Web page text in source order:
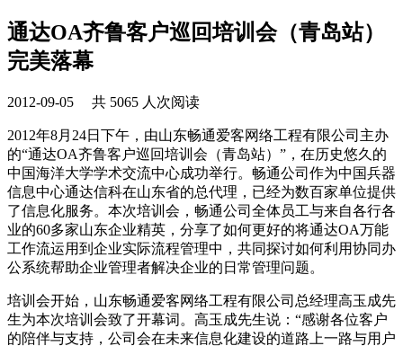
通达OA齐鲁客户巡回培训会（青岛站）
完美落幕
2012-09-05 共 5065 人次阅读
2012年8月24日下午，由山东畅通爱客网络工程有限公司主办
的“通达OA齐鲁客户巡回培训会（青岛站）”，在历史悠久的
中国海洋大学学术交流中心成功举行。畅通公司作为中国兵器
信息中心通达信科在山东省的总代理，已经为数百家单位提供
了信息化服务。本次培训会，畅通公司全体员工与来自各行各
业的60多家山东企业精英，分享了如何更好的将通达OA万能
工作流运用到企业实际流程管理中，共同探讨如何利用协同办
公系统帮助企业管理者解决企业的日常管理问题。
培训会开始，山东畅通爱客网络工程有限公司总经理高玉成先
生为本次培训会致了开幕词。高玉成先生说：“感谢各位客户
的陪伴与支持，公司会在未来信息化建设的道路上一路与用户